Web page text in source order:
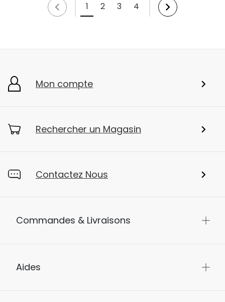
1
2 3 4
Mon compte
Rechercher un Magasin
Contactez Nous
Commandes & Livraisons
Aides